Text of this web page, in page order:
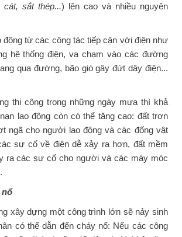
cát, sắt thép...) lên cao và nhiều nguyên
động từ các công tác tiếp cận với điện như
hệ thống điện, va chạm vào các đường
qua đường, bão gió gây đứt dây điện...
thi công trong những ngày mưa thì khả
lao động còn có thể tăng cao: đất trơn
ngã cho người lao động và các đống vật
sự cố về điện dễ xảy ra hơn, đất mềm
ra các sự cố cho người và các máy móc
nổ
xây dựng một công trình lớn sẽ nảy sinh
có thể dẫn đến cháy nổ: Nếu các công